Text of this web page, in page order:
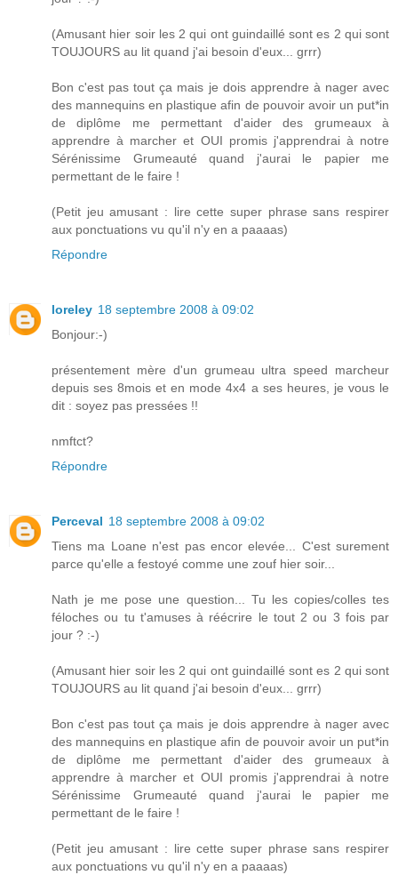
(Amusant hier soir les 2 qui ont guindaillé sont es 2 qui sont
TOUJOURS au lit quand j'ai besoin d'eux... grrr)
Bon c'est pas tout ça mais je dois apprendre à nager avec
des mannequins en plastique afin de pouvoir avoir un put*in
de diplôme me permettant d'aider des grumeaux à
apprendre à marcher et OUI promis j'apprendrai à notre
Sérénissime Grumeauté quand j'aurai le papier me
permettant de le faire !
(Petit jeu amusant : lire cette super phrase sans respirer
aux ponctuations vu qu'il n'y en a paaaas)
Répondre
loreley 18 septembre 2008 à 09:02
Bonjour:-)
présentement mère d'un grumeau ultra speed marcheur
depuis ses 8mois et en mode 4x4 a ses heures, je vous le
dit : soyez pas pressées !!
nmftct?
Répondre
Perceval 18 septembre 2008 à 09:02
Tiens ma Loane n'est pas encor elevée... C'est surement
parce qu'elle a festoyé comme une zouf hier soir...
Nath je me pose une question... Tu les copies/colles tes
féloches ou tu t'amuses à réécrire le tout 2 ou 3 fois par
jour ? :-)
(Amusant hier soir les 2 qui ont guindaillé sont es 2 qui sont
TOUJOURS au lit quand j'ai besoin d'eux... grrr)
Bon c'est pas tout ça mais je dois apprendre à nager avec
des mannequins en plastique afin de pouvoir avoir un put*in
de diplôme me permettant d'aider des grumeaux à
apprendre à marcher et OUI promis j'apprendrai à notre
Sérénissime Grumeauté quand j'aurai le papier me
permettant de le faire !
(Petit jeu amusant : lire cette super phrase sans respirer
aux ponctuations vu qu'il n'y en a paaaas)